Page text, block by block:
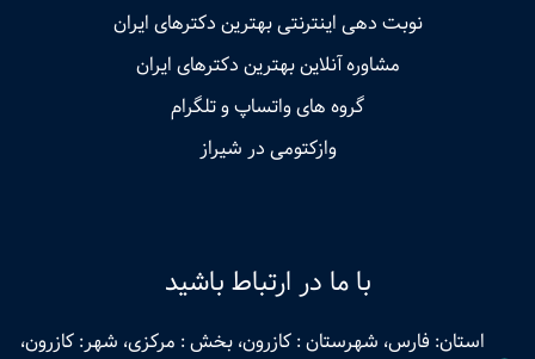
نوبت‌ دهی اینترنتی بهترین دکترهای ایران
مشاوره آنلاین بهترین دکترهای ایران
گروه های واتساپ و تلگرام
وازکتومی در شیراز
با ما در ارتباط باشید
استان: فارس، شهرستان : کازرون، بخش : مرکزی، شهر: کازرون،